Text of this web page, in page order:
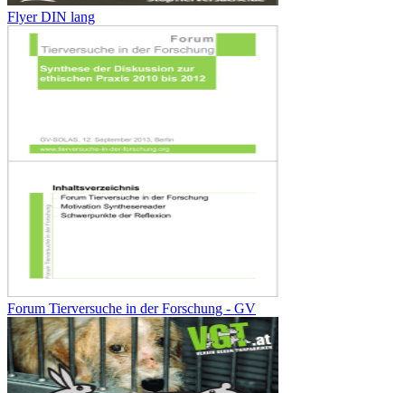
Flyer DIN lang
Forum Tierversuche in der Forschung - GV